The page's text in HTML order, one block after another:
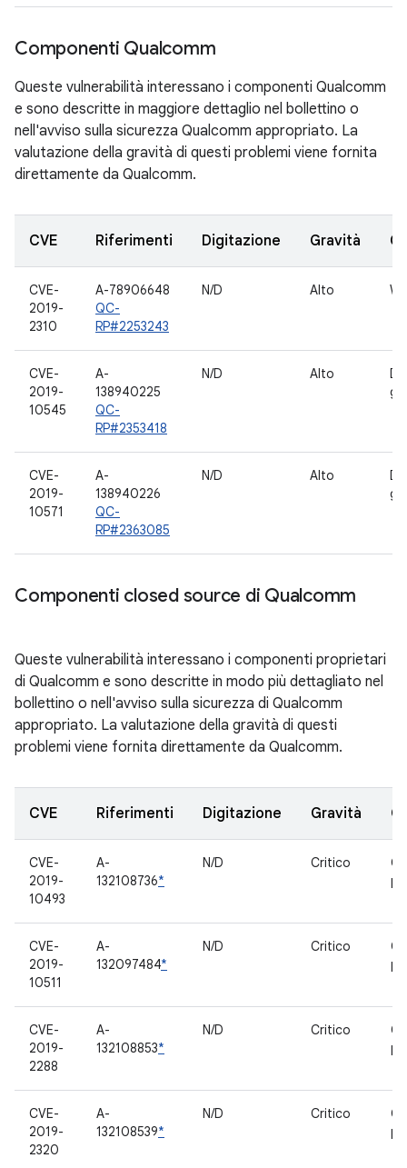
Componenti Qualcomm
Queste vulnerabilità interessano i componenti Qualcomm
e sono descritte in maggiore dettaglio nel bollettino o
nell'avviso sulla sicurezza Qualcomm appropriato. La
valutazione della gravità di questi problemi viene fornita
direttamente da Qualcomm.
CVE Riferimenti Digitazione Gravità
CVE-
2019-
2310
A-78906648
QC-
RP#2253243
N/D Alto
CVE-
2019-
10545
A-
138940225
QC-
RP#2353418
N/D Alto
CVE-
2019-
10571
A-
138940226
QC-
RP#2363085
N/D Alto
Componenti closed source di Qualcomm
Queste vulnerabilità interessano i componenti proprietari
di Qualcomm e sono descritte in modo più dettagliato nel
bollettino o nell'avviso sulla sicurezza di Qualcomm
appropriato. La valutazione della gravità di questi
problemi viene fornita direttamente da Qualcomm.
CVE Riferimenti Digitazione Gravità
CVE-
2019-
10493
A-
132108736*
N/D Critico
CVE-
2019-
10511
A-
132097484*
N/D Critico
CVE-
2019-
2288
A-
132108853*
N/D Critico
CVE-
2019-
2320
A-
132108539*
N/D Critico